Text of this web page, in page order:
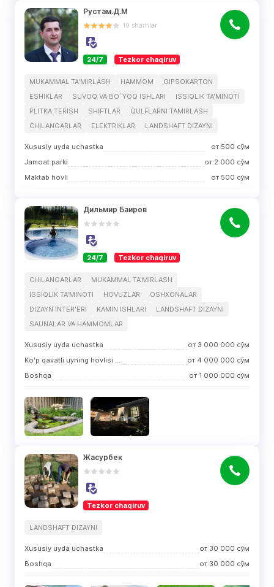
Рустам.Д.М
10 sharhlar
24/7 Tezkor chaqiruv
MUKAMMAL TA'MIRLASH HAMMOM
GIPSOKARTON
ESHIKLAR
SUVOQ VA BO`YOQ ISHLARI
ISSIQLIK TA'MINOTI
PLITKA TERISH
SHIFTLAR
QULFLARNI TAMIRLASH
CHILANGARLAR
ELEKTRIKLAR LANDSHAFT DIZAYNI
Xususiy uyda uchastka от 500 сўм
Jamoat parki
от 2 000 сўм
Maktab hovli
от 500 сўм
Дильмир Баиров
24/7 Tezkor chaqiruv
CHILANGARLAR
MUKAMMAL TA'MIRLASH
ISSIQLIK TA'MINOTI
HOVUZLAR
OSHXONALAR
DIZAYN INTER'ERI
KAMIN ISHLARI
LANDSHAFT DIZAYNI
SAUNALAR VA HAMMOMLAR
Xususiy uyda uchastka от 3 000 000 сўм
Ko'p qavatli uyning hovlisi (hovli)
от 4 000 000 сўм
Boshqa
от 1 000 000 сўм
Жасурбек
Tezkor chaqiruv
LANDSHAFT DIZAYNI
Xususiy uyda uchastka от 30 000 сўм
Boshqa
от 30 000 сўм